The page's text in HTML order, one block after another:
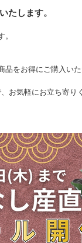
たします。
をお得にご購入い
お気軽にお立ち寄り